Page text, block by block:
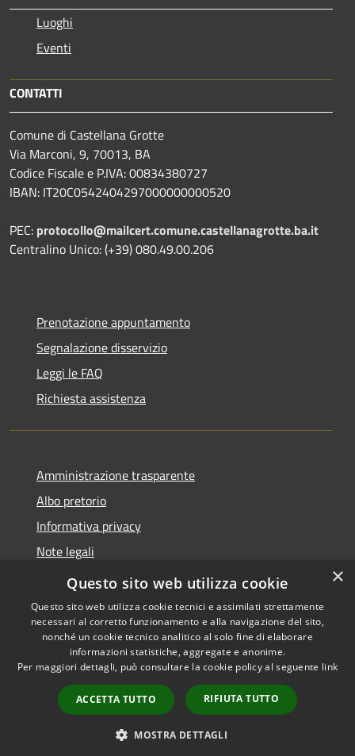
Luoghi
Eventi
CONTATTI
Comune di Castellana Grotte
Via Marconi, 9, 70013, BA
Codice Fiscale e P.IVA: 00834380727
IBAN: IT20C0542404297000000000520
PEC: protocollo@mailcert.comune.castellanagrotte.ba.it
Centralino Unico: (+39) 080.49.00.206
Prenotazione appuntamento
Segnalazione disservizio
Leggi le FAQ
Richiesta assistenza
Amministrazione trasparente
Albo pretorio
Informativa privacy
Note legali
Dichiarazione di accessibilità
Accessibilità
Copyright © 2026 • Comune di
Castellana Grotte • Powered
byMunicipium
Accesso
redazione
×
Questo sito web utilizza cookie
Questo sito web utilizza cookie tecnici e assimilati strettamente
necessari al corretto funzionamento e alla navigazione del sito,
nonché un cookie tecnico analitico al solo fine di elaborare
informazioni statistiche, aggregate e anonime.
Per maggiori dettagli, può consultare la cookie policy al seguente link
ACCETTA TUTTO RIFIUTA TUTTO
MOSTRA DETTAGLI